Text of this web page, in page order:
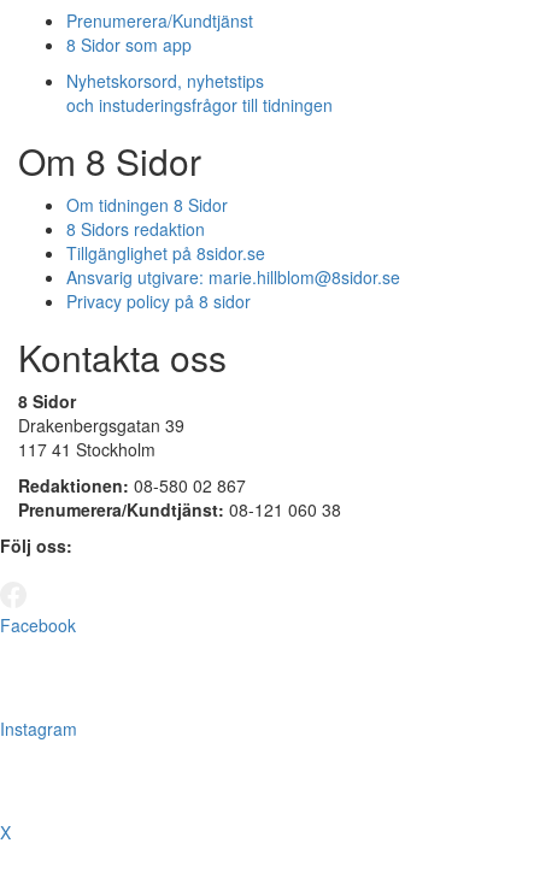
Prenumerera/Kundtjänst
8 Sidor som app
Nyhetskorsord, nyhetstips
och instuderingsfrågor till tidningen
Om 8 Sidor
Om tidningen 8 Sidor
8 Sidors redaktion
Tillgänglighet på 8sidor.se
Ansvarig utgivare: marie.hillblom@8sidor.se
Privacy policy på 8 sidor
Kontakta oss
8 Sidor
Drakenbergsgatan 39
117 41 Stockholm
Redaktionen: 08-580 02 867
Prenumerera/Kundtjänst: 08-121 060 38
Följ oss:
Facebook
Instagram
X